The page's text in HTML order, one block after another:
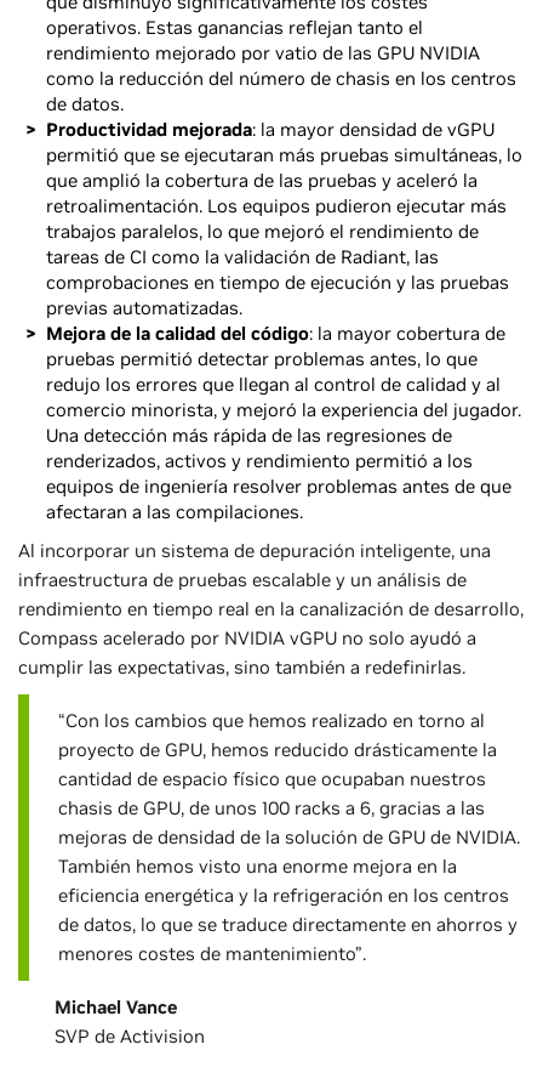
operativos. Estas ganancias reflejan tanto el
rendimiento mejorado por vatio de las GPU NVIDIA
como la reducción del número de chasis en los centros
de datos.
Productividad mejorada: la mayor densidad de vGPU
permitió que se ejecutaran más pruebas simultáneas, lo
que amplió la cobertura de las pruebas y aceleró la
retroalimentación. Los equipos pudieron ejecutar más
trabajos paralelos, lo que mejoró el rendimiento de
tareas de CI como la validación de Radiant, las
comprobaciones en tiempo de ejecución y las pruebas
previas automatizadas.
Mejora de la calidad del código: la mayor cobertura de
pruebas permitió detectar problemas antes, lo que
redujo los errores que llegan al control de calidad y al
comercio minorista, y mejoró la experiencia del jugador.
Una detección más rápida de las regresiones de
renderizados, activos y rendimiento permitió a los
equipos de ingeniería resolver problemas antes de que
afectaran a las compilaciones.
Al incorporar un sistema de depuración inteligente, una
infraestructura de pruebas escalable y un análisis de
rendimiento en tiempo real en la canalización de desarrollo,
Compass acelerado por NVIDIA vGPU no solo ayudó a
cumplir las expectativas, sino también a redefinirlas.
“Con los cambios que hemos realizado en torno al
proyecto de GPU, hemos reducido drásticamente la
cantidad de espacio físico que ocupaban nuestros
chasis de GPU, de unos 100 racks a 6, gracias a las
mejoras de densidad de la solución de GPU de NVIDIA.
También hemos visto una enorme mejora en la
eficiencia energética y la refrigeración en los centros
de datos, lo que se traduce directamente en ahorros y
menores costes de mantenimiento”.
Michael Vance
SVP de Activision